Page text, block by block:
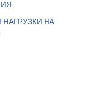
НА